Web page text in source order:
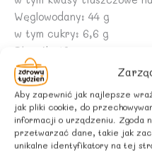
Aby zapewnić jak najlepsze
jak pliki cookie, do
informacji o urządzeniu. Zgoda
przetwarzać dane, takie jak
unikalne identyfikatory na tej
Węglowodany: 44 g
w tym cukry: 6,6 g
Błonnik: 16 g
Białko: 24 g
Sól: 0,04 g
ZALECANE WARUNKI
Przechowywać w suchym i